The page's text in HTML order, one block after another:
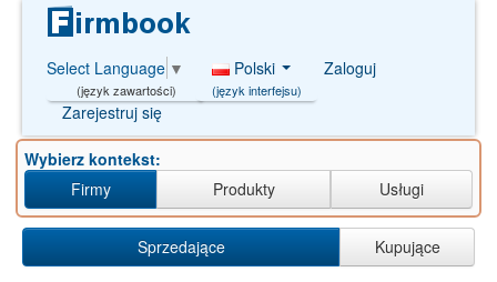
Select Language ▼
(język zawartości)
Polski
(język interfejsu)
Zaloguj
Zarejestruj się
Wybierz kontekst:
Firmy
Produkty Usługi
Sprzedające Kupujące